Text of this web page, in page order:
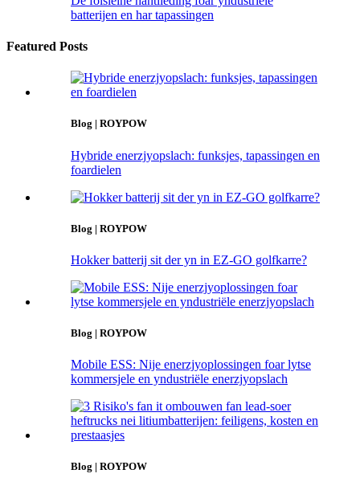
batterijen en har tapassingen
Featured Posts
Blog | ROYPOW
Hybride enerzjyopslach: funksjes, tapassingen en
foardielen
Blog | ROYPOW
Hokker batterij sit der yn in EZ-GO golfkarre?
Blog | ROYPOW
Mobile ESS: Nije enerzjyoplossingen foar lytse
kommersjele en yndustriële enerzjyopslach
Blog | ROYPOW